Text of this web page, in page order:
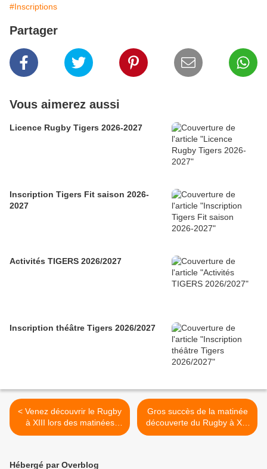
#Inscriptions
Partager
Vous aimerez aussi
Licence Rugby Tigers 2026-2027
Inscription Tigers Fit saison 2026-
2027
Activités TIGERS 2026/2027
Inscription théâtre Tigers 2026/2027
< Venez découvrir le Rugby
à XIII lors des matinées
découvertes de CTTRL les
Gros succès de la matinée
découverte du Rugby à XIII
organisée par le CTTRL >
Hébergé par Overblog